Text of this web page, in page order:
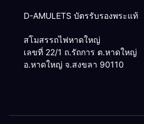
D-AMULETS บัตรรับรองพระแท้
สโมสรรถไฟหาดใหญ่
เลขที่ 22/1 ถ.รัถการ ต.หาดใหญ่
อ.หาดใหญ่ จ.สงขลา 90110